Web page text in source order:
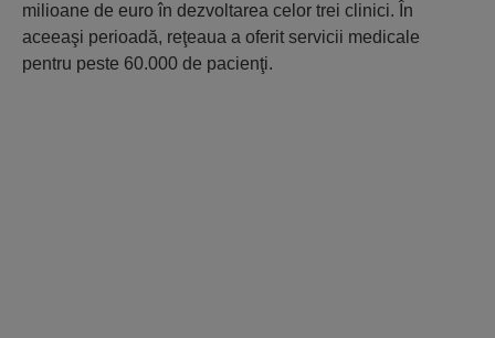
milioane de euro în dezvoltarea celor trei clinici. În
aceeaşi perioadă, reţeaua a oferit servicii medicale
pentru peste 60.000 de pacienţi.